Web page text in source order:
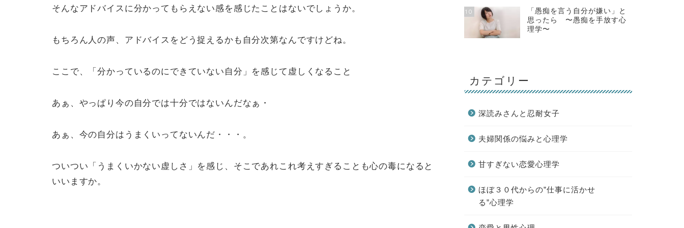
そんなアドバイスに分かってもらえない感を感じたことはないでしょうか。
もちろん人の声、アドバイスをどう捉えるかも自分次第なんですけどね。
ここで、「分かっているのにできていない自分」を感じて虚しくなること
あぁ、やっぱり今の自分では十分ではないんだなぁ・
あぁ、今の自分はうまくいってないんだ・・・。
ついつい「うまくいかない虚しさ」を感じ、そこであれこれ考えすぎることも心の毒になると
いいますか。
10
「愚痴を言う自分が嫌い」と
思ったら 〜愚痴を手放す心
理学〜
カテゴリー
深読みさんと忍耐女子
夫婦関係の悩みと心理学
甘すぎない恋愛心理学
ほぼ３０代からの”仕事に活かせ
る”心理学